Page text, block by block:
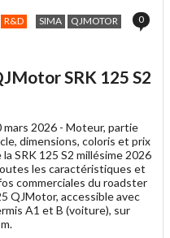
R&D SIMA QJMOTOR 0
SRK 125 S2
mars 2026 - Moteur, partie
dimensions, coloris et prix
la SRK 125 S2 millésime 2026
les caractéristiques et
commerciales du roadster
QJMotor, accessible avec
A1 et B (voiture), sur